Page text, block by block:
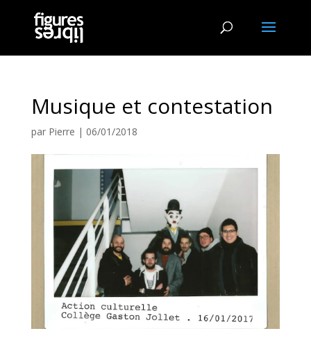
Musique et contestation
par Pierre | 06/01/2018